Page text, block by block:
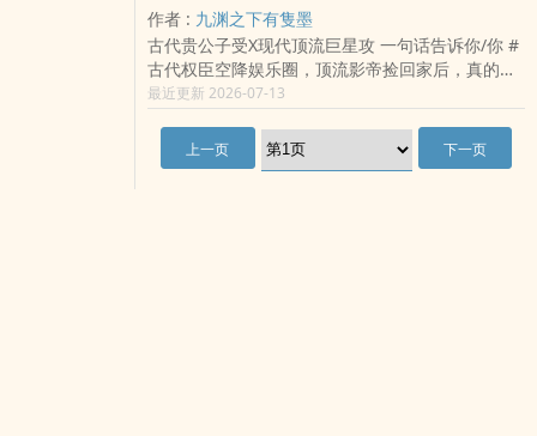
作者 : 九渊之下有隻墨
古代贵公子受X现代顶流巨星攻 一句话告诉你/你 #
古代权臣空降娱乐圈，顶流影帝捡回家后，真的栽
了。 再告诉你/你： #他本是史书里的奸臣，却在
千年后，亲自演回自己的清白。 沉照微..
最近更新 2026-07-13
上一页 下一页